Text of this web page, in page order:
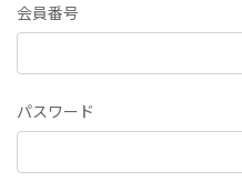
会員番号
パスワード